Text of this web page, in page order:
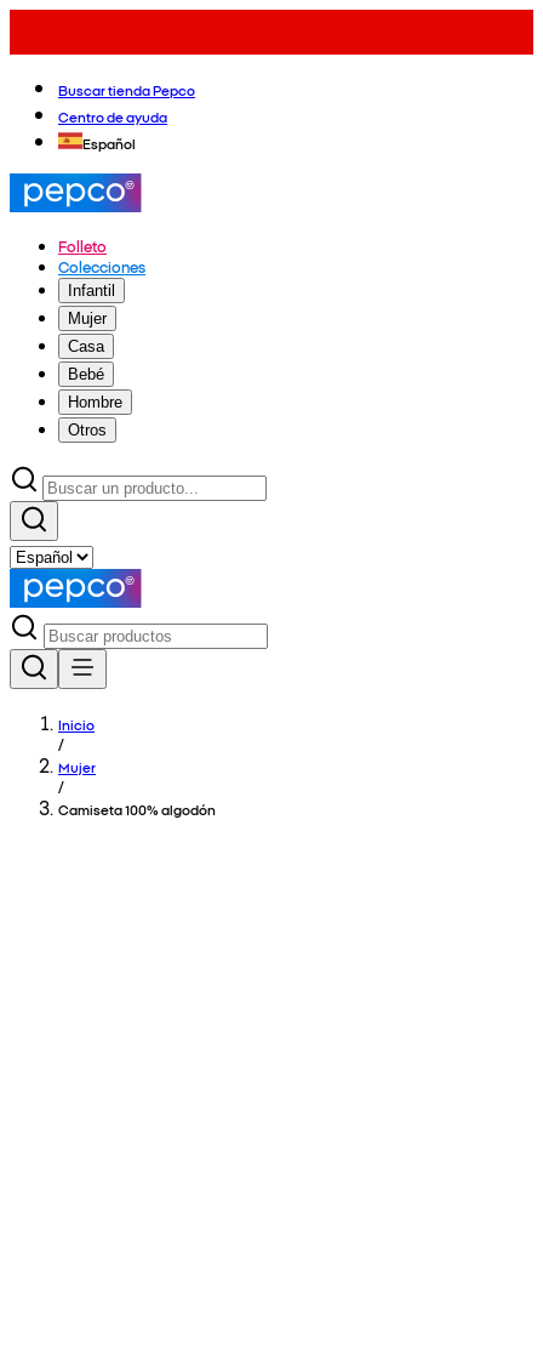
Buscar tienda Pepco
Centro de ayuda
Español
Folleto
Colecciones
Infantil
Mujer
Casa
Bebé
Hombre
Otros
Inicio
/
Mujer
/
Camiseta 100% algodón